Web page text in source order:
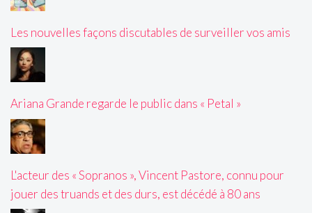
Les nouvelles façons discutables de surveiller vos amis
Ariana Grande regarde le public dans « Petal »
L'acteur des « Sopranos », Vincent Pastore, connu pour
jouer des truands et des durs, est décédé à 80 ans